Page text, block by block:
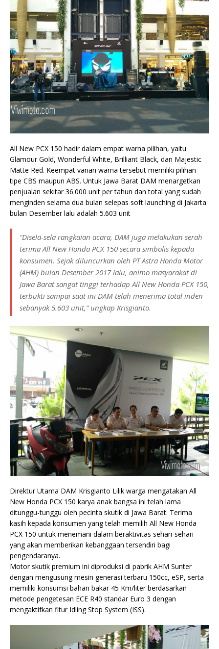
All New PCX 150 hadir dalam empat warna pilihan, yaitu
Glamour Gold, Wonderful White, Brilliant Black, dan Majestic
Matte Red. Keempat varian warna tersebut memiliki pilihan
tipe CBS maupun ABS. Untuk Jawa Barat DAM menargetkan
penjualan sekitar 36.000 unit per tahun dan total yang sudah
menginden selama dua bulan selepas soft launching di Jakarta
bulan Desember lalu adalah 5.603 unit
“Disela-sela rangkaian acara, DAM juga melakukan serah
terima All New Honda PCX 150 secara simbolis kepada
konsumen. Sejak diluncurkan oleh PT Astra Honda Motor
(AHM) bulan Desember 2017 lalu, animo masyarakat di
Jawa Barat sangat tinggi terhadap All New Honda PCX 150,
terbukti sampai saat ini DAM telah menerima total inden
sebanyak 5.603 unit,” ungkap Krisgianto.
Direktur Utama DAM Krisgianto Lilik warga mengatakan All
New Honda PCX 150 karya anak bangsa ini telah lama
ditunggu-tunggu oleh pecinta skutik di Jawa Barat. Terima
kasih kepada konsumen yang telah memilih All New Honda
PCX 150 untuk menemani dalam beraktivitas sehari-sehari
yang akan memberikan kebanggaan tersendiri bagi
pengendaranya.
Motor skutik premium ini diproduksi di pabrik AHM Sunter
dengan mengusung mesin generasi terbaru 150cc, eSP, serta
memiliki konsumsi bahan bakar 45 Km/liter berdasarkan
metode pengetesan ECE R40 standar Euro 3 dengan
mengaktifkan fitur Idling Stop System (ISS).